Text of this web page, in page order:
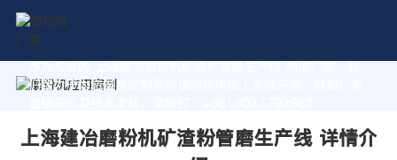
作为专业的 上海建冶磨粉机矿渣粉管磨生产线 制造厂家，我
们致力于为您量身定制高价值的粉体加工系统方案。获取厂家
上海建冶磨粉机矿渣粉管磨生产线 详情介